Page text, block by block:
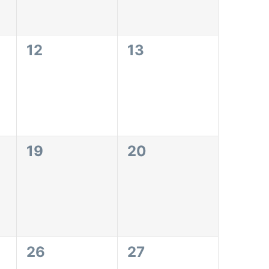
0
12
0
13
0
19
0
20
0
26
0
27